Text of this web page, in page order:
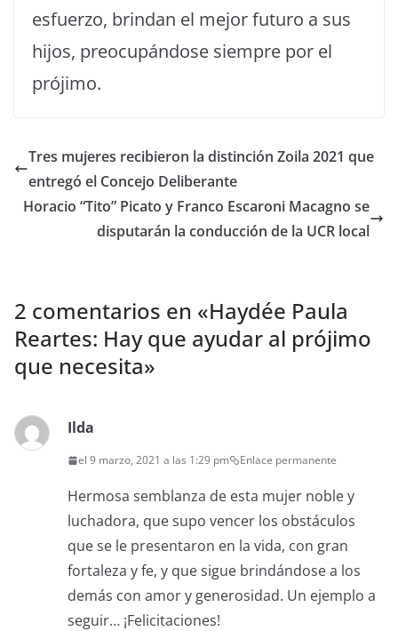
esfuerzo, brindan el mejor futuro a sus
hijos, preocupándose siempre por el
prójimo.
Tres mujeres recibieron la distinción Zoila 2021 que
entregó el Concejo Deliberante
Horacio “Tito” Picato y Franco Escaroni Macagno se
disputarán la conducción de la UCR local
2 comentarios en «Haydée Paula
Reartes: Hay que ayudar al prójimo
que necesita»
Ilda
el 9 marzo, 2021 a las 1:29 pm Enlace permanente
Hermosa semblanza de esta mujer noble y
luchadora, que supo vencer los obstáculos
que se le presentaron en la vida, con gran
fortaleza y fe, y que sigue brindándose a los
demás con amor y generosidad. Un ejemplo a
seguir… ¡Felicitaciones!